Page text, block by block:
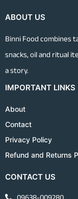
ABOUT US
Binni Food combines
snacks, oil and ritual
a story.
IMPORTANT LINKS
About
Contact
Privacy Policy
Refund and Returns
CONTACT US